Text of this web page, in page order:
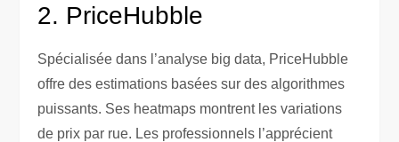
2. PriceHubble
Spécialisée dans l’analyse big data, PriceHubble
offre des estimations basées sur des algorithmes
puissants. Ses heatmaps montrent les variations
de prix par rue. Les professionnels l’apprécient